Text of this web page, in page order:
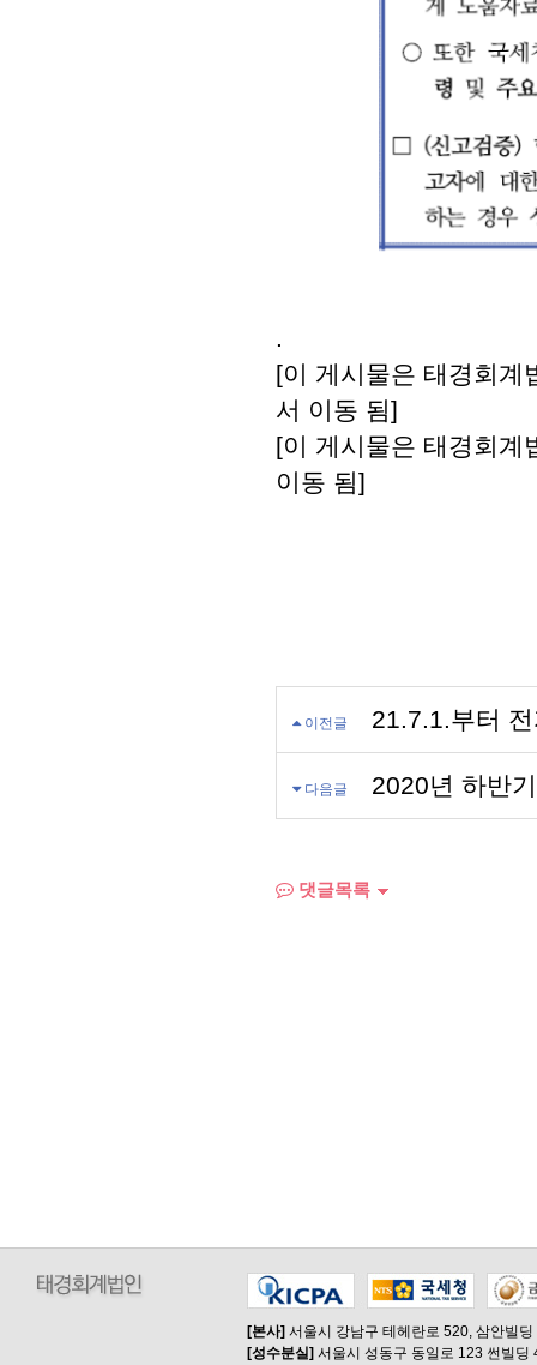
.
[이 게시물은 태경회계
서 이동 됨]
[이 게시물은 태경회계
이동 됨]
이전글 21.7.1.부터
다음글 2020년 하반
댓글목록
[본사] 서울시 강남구 테헤란로 520, 삼안빌딩
[성수분실] 서울시 성동구 동일로 123 썬빌딩